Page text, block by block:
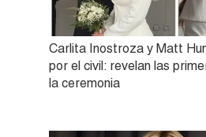
Carlita Inostroza y Matt
por el civil: revelan las
la ceremonia